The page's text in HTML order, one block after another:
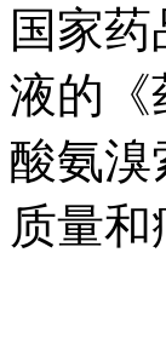
国家
液的《
酸氨溴
质量和